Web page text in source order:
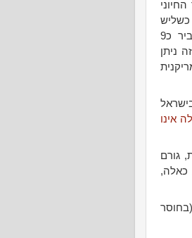
מהעובדים האמריקאיים איבדו את עבודתם וכמעט לא זכו לסיוע, טראמפ העביר כ9
ניתן
אינו
גורם
כאלה,